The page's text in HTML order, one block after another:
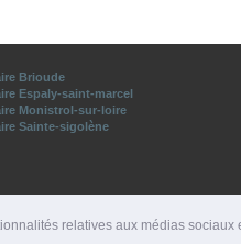
relatives aux médias sociaux
Brioude
Espaly-saint-marcel
Monistrol-sur-loire
Sainte-sigolène